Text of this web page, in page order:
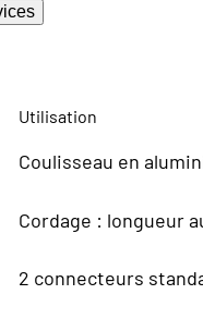
Utilisation
Coulisseau en
Cordage : longueur
2 connecteurs